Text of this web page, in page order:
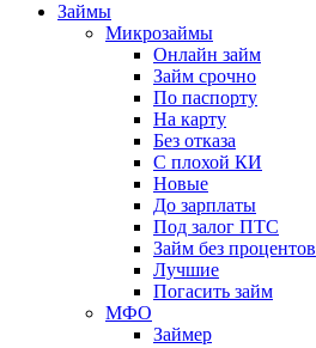
Займы
Микрозаймы
Онлайн займ
Займ срочно
По паспорту
На карту
Без отказа
С плохой КИ
Новые
До зарплаты
Под залог ПТС
Займ без процентов
Лучшие
Погасить займ
МФО
Займер